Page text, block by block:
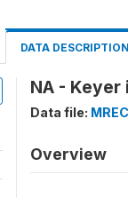
DATA DESCRIPTION
NA -
Data file:
Overview